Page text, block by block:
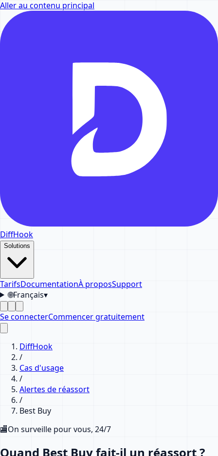
Aller au contenu principal
DiffHook
Solutions
TarifsDocumentationÀ proposSupport
🌐Français▾
Se connecterCommencer gratuitement
DiffHook
/
Cas d'usage
/
Alertes de réassort
/
Best Buy
🏬On surveille pour vous, 24/7
Quand Best Buy fait-il un réassort ?